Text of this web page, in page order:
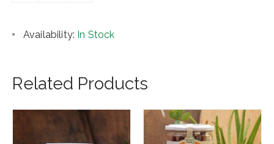
Availability: In Stock
Related Products